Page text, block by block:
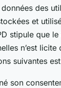
des
et
stipule que
n’est licite
suivantes
son